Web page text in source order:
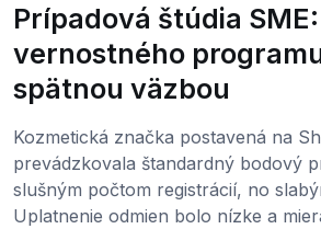
Prípadová štúdia
vernostného
spätnou väzbou
Kozmetická značka postavená na
prevádzkovala štandardný bodový
slušným počtom registrácií, no
Uplatnenie odmien bolo nízke a